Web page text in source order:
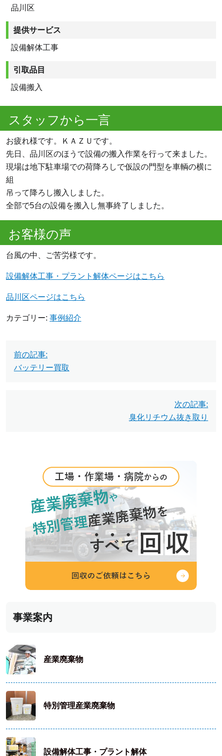
品川区
提供サービス
設備解体工事
引取品目
設備搬入
スタッフから一言
お疲れ様です。ＫＡＺＵです。
先日、品川区のほうで設備の搬入作業を行って来ました。
現場は地下駐車場での荷降ろしで仮設の門型を車輌の横に
組
吊って降ろし搬入しました。
全部で5台の設備を搬入し無事終了しました。
お客様の声
台風の中、ご苦労様です。
設備解体工事・プラント解体ページはこちら
品川区ページはこちら
カテゴリー: 事例紹介
投
稿
前の記事:
バッテリー買取
次の記事:
臭化リチウム抜き取り
事業案内
産業廃棄物
特別管理産業廃棄物
設備解体工事・プラント解体